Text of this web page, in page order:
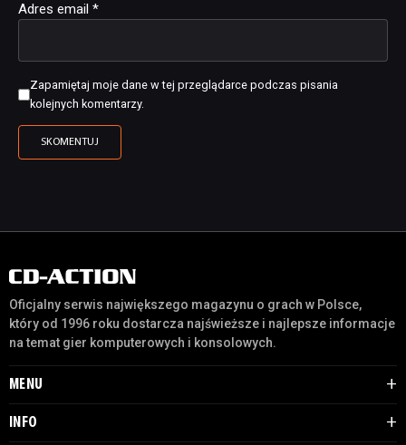
Adres email *
Zapamiętaj moje dane w tej przeglądarce podczas pisania
kolejnych komentarzy.
Oficjalny serwis największego magazynu o grach w Polsce,
który od 1996 roku dostarcza najświeższe i najlepsze informacje
na temat gier komputerowych i konsolowych.
MENU
INFO